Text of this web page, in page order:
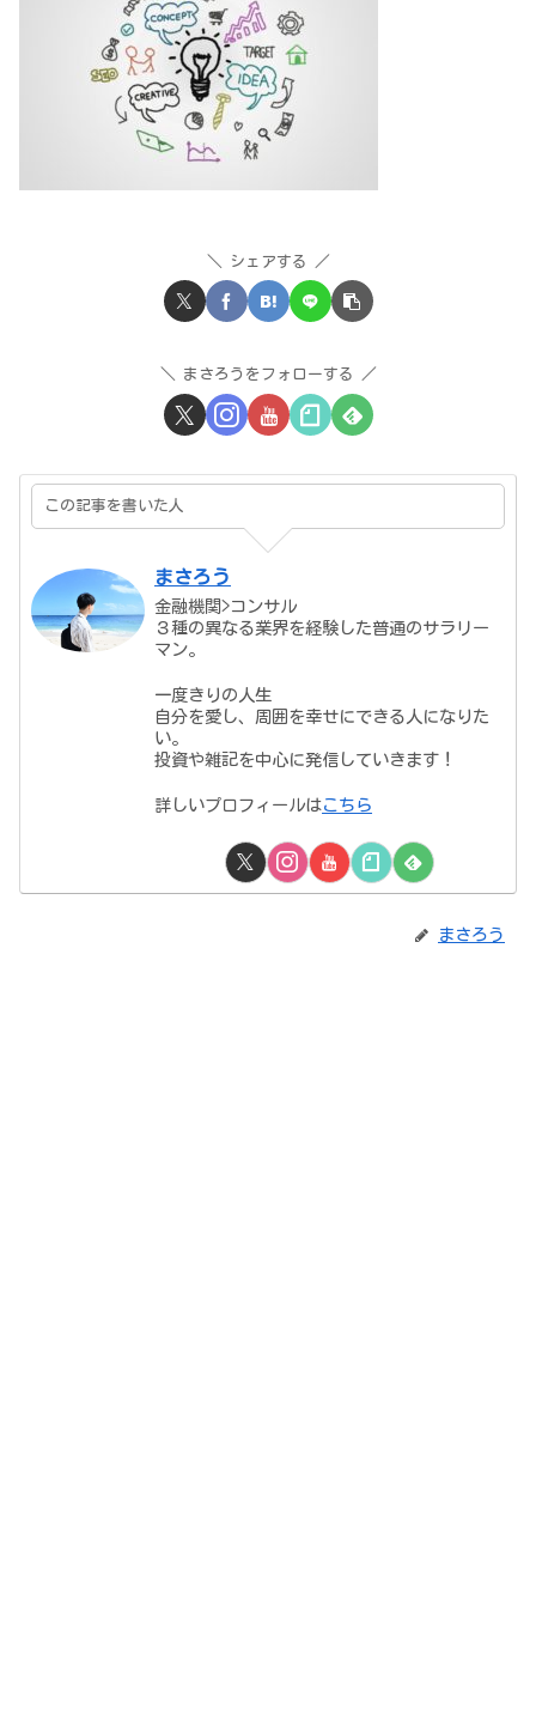
シェアする
まさろうをフォローする
この記事を書いた人
まさろう
金融機関>コンサル
３種の異なる業界を経験した普通のサラリー
マン。
一度きりの人生
自分を愛し、周囲を幸せにできる人になりた
い。
投資や雑記を中心に発信していきます！
詳しいプロフィールはこちら
まさろう